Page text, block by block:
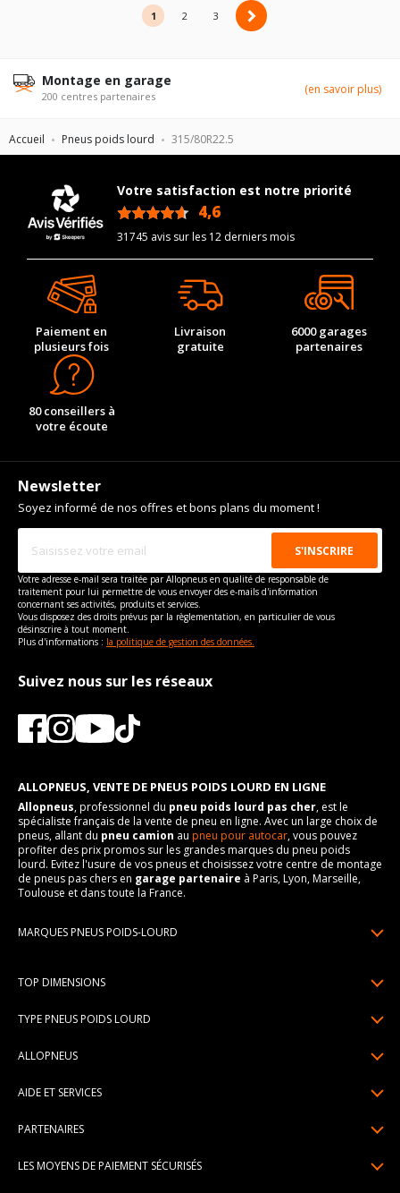
Accueil Pneus poids lourd 315/80R22.5
1 2 3
2
Montage en garage
200 centres partenaires (en savoir plus)
Votre satisfaction est notre priorité
4,6
31745 avis sur les 12 derniers mois
Paiement en
plusieurs fois
Livraison
gratuite
6000 garages
partenaires
80 conseillers à
votre écoute
Newsletter
Soyez informé de nos offres et bons plans du moment !
Votre adresse e-mail sera traitée par Allopneus en qualité de responsable de
traitement pour lui permettre de vous envoyer des e-mails d'information
concernant ses activités, produits et services.
Vous disposez des droits prévus par la règlementation, en particulier de vous
désinscrire à tout moment.
Plus d'informations : la politique de gestion des données.
Suivez nous sur les réseaux
ALLOPNEUS, VENTE DE PNEUS POIDS LOURD EN LIGNE
Allopneus, professionnel du pneu poids lourd pas cher, est le
spécialiste français de la vente de pneu en ligne. Avec un large choix de
pneus, allant du pneu camion au pneu pour autocar, vous pouvez
profiter des prix promos sur les grandes marques du pneu poids
lourd. Evitez l'usure de vos pneus et choisissez votre centre de montage
de pneus pas chers en garage partenaire à Paris, Lyon, Marseille,
Toulouse et dans toute la France.
MARQUES PNEUS POIDS-LOURD
Pneus Goodyear
Pneus Dunlop
Pneus Anteo
Voir toutes les marques pneus poids-lourd
TOP DIMENSIONS
315/80R22.5
245/70R17.5
215/75R17.5
TYPE PNEUS POIDS LOURD
Pneus longue distance
ALLOPNEUS
Espace Presse
AIDE ET SERVICES
Livraisons standard / express
PARTENAIRES
LES MOYENS DE PAIEMENT SÉCURISÉS